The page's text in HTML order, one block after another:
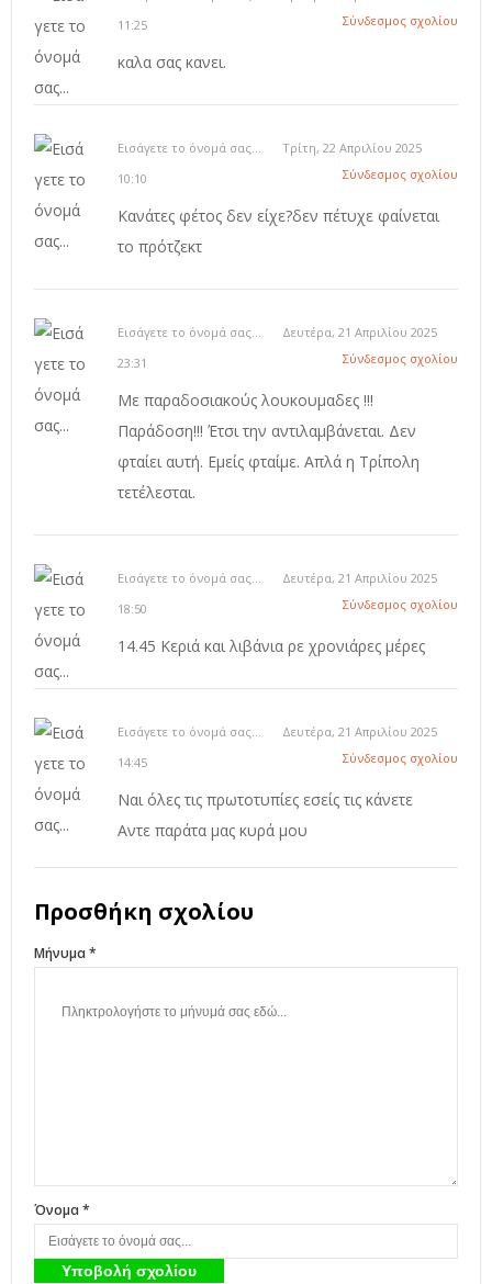
11:25
Σύνδεσμος σχολίου
καλα σας κανει.
Εισάγετε το όνομά σας...
Τρίτη, 22 Απριλίου 2025
10:10
Σύνδεσμος σχολίου
Κανάτες φέτος δεν είχε?δεν πέτυχε φαίνεται
το πρότζεκτ
Εισάγετε το όνομά σας...
Δευτέρα, 21 Απριλίου 2025
23:31
Σύνδεσμος σχολίου
Με παραδοσιακούς λουκουμαδες !!!
Παράδοση!!! Έτσι την αντιλαμβάνεται. Δεν
φταίει αυτή. Εμείς φταίμε. Απλά η Τρίπολη
τετέλεσται.
Εισάγετε το όνομά σας...
Δευτέρα, 21 Απριλίου 2025
18:50
Σύνδεσμος σχολίου
14.45 Κεριά και λιβάνια ρε χρονιάρες μέρες
Εισάγετε το όνομά σας...
Δευτέρα, 21 Απριλίου 2025
14:45
Σύνδεσμος σχολίου
Ναι όλες τις πρωτοτυπίες εσείς τις κάνετε
Αντε παράτα μας κυρά μου
Προσθήκη σχολίου
Μήνυμα *
Όνομα *